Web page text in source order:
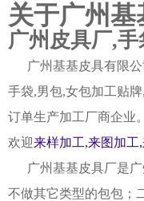
关于广州基
广州皮具厂,
广州基基皮具有限公
手袋,男包,女包加工贴
订单生产加工厂商企业。
欢迎来样加工,来图加工
广州基基皮具厂是广
不做其它类型的包包；